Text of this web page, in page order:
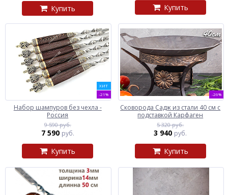
Купить Купить
ХИТ
-21%
Набор шампуров без чехла -
Россия
9 590 руб.
7 590 руб.
Купить
-26%
Сковорода Садж из стали 40 см с
подставкой Карфаген
5 320 руб.
3 940 руб.
Купить